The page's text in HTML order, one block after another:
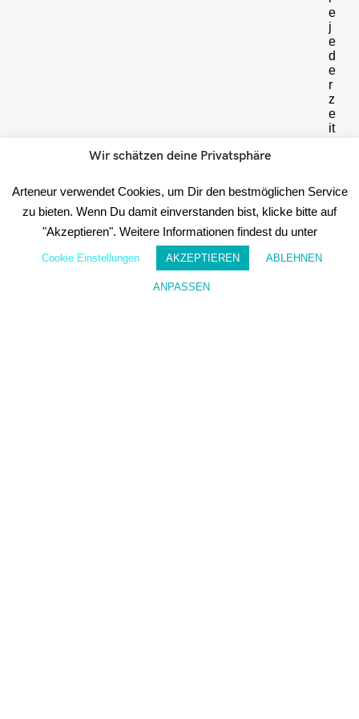
e
j
e
d
e
r
z
e
it
e
s
t
Wir schätzen deine Privatsphäre
Arteneur verwendet Cookies, um Dir den bestmöglichen Service
zu bieten. Wenn Du damit einverstanden bist, klicke bitte auf
"Akzeptieren". Weitere Informationen findest du unter
Cookie Einstellungen AKZEPTIEREN ABLEHNEN
ANPASSEN